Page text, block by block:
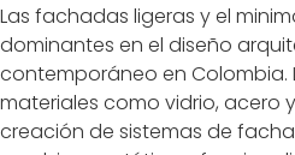
Las fachadas ligeras y el
dominantes en el diseño
contemporáneo en Colombia.
materiales como vidrio, acero
creación de sistemas de